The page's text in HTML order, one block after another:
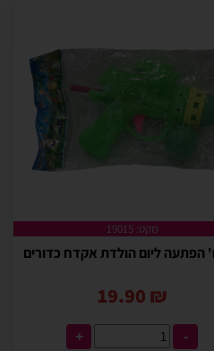
מקט: 19015
19.90 ₪
-
+